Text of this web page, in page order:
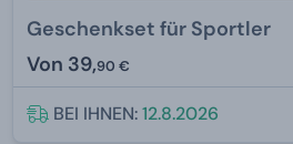
Geschenkset für Sportler
Von 39,90 €
BEI IHNEN:12.8.2026